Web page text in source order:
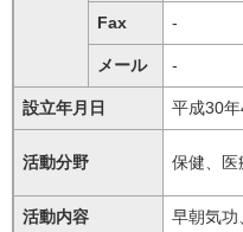
Fax -
メール -
設立年月日 平成30年
活動分野 保健、医
活動内容 早朝気功